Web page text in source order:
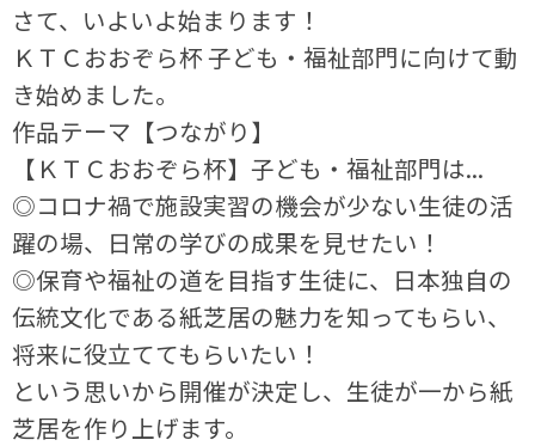
さて、いよいよ始まります！
ＫＴＣおおぞら杯 子ども・福祉部門に向けて動
き始めました。
作品テーマ【つながり】
【ＫＴＣおおぞら杯】子ども・福祉部門は...
◎コロナ禍で施設実習の機会が少ない生徒の活
躍の場、日常の学びの成果を見せたい！
◎保育や福祉の道を目指す生徒に、日本独自の
伝統文化である紙芝居の魅力を知ってもらい、
将来に役立ててもらいたい！
という思いから開催が決定し、生徒が一から紙
芝居を作り上げます。